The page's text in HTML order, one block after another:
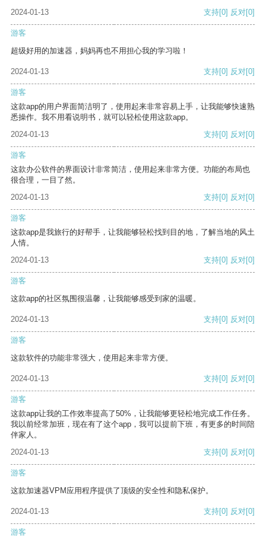
2024-01-13 支持[0] 反对[0]
游客
超级好用的加速器，妈妈再也不用担心我的学习啦！
2024-01-13 支持[0] 反对[0]
游客
这款app的用户界面简洁明了，使用起来非常容易上手，让我能够快速熟
悉操作。我不用看说明书，就可以轻松使用这款app。
2024-01-13
支持[0] 反对[0]
游客
这款办公软件的界面设计非常简洁，使用起来非常方便。功能的布局也
很合理，一目了然。
2024-01-13
支持[0] 反对[0]
游客
这款app是我旅行的好帮手，让我能够轻松找到目的地，了解当地的风土
人情。
2024-01-13
支持[0] 反对[0]
游客
这款app的社区氛围很温馨，让我能够感受到家的温暖。
2024-01-13 支持[0] 反对[0]
游客
这款软件的功能非常强大，使用起来非常方便。
2024-01-13 支持[0] 反对[0]
游客
这款app让我的工作效率提高了50%，让我能够更轻松地完成工作任务。
我以前经常加班，现在有了这个app，我可以提前下班，有更多的时间陪
伴家人。
2024-01-13
支持[0] 反对[0]
游客
这款加速器VPM应用程序提供了顶级的安全性和隐私保护。
2024-01-13 支持[0] 反对[0]
游客